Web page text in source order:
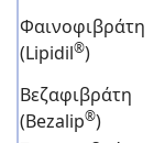
Φαινοφιβράτη
(Lipidil®)
Βεζαφιβράτη
(Bezalip®)